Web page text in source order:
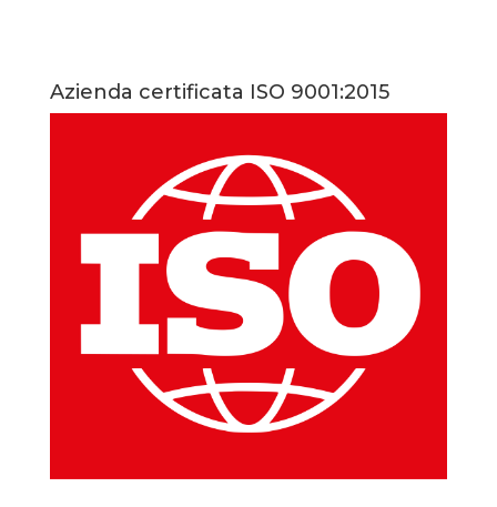
Azienda certificata ISO 9001:2015